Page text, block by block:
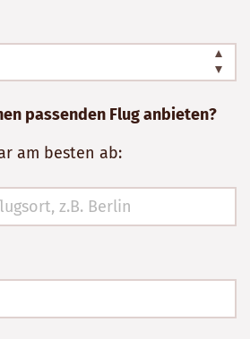
passenden Flug anbieten?
am besten ab: